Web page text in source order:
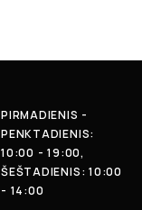
PIRMADIENIS -
PENKTADIENIS:
10:00 - 19:00,
ŠEŠTADIENIS: 10:00
- 14:00